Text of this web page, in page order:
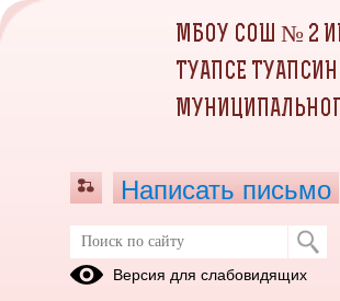
Публикации за Декабрь
МБОУ СОШ № 2
ТУАПСЕ
Написать письмо
Версия для слабовидящих